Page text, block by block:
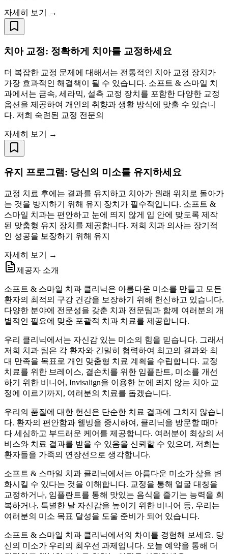
자세히 보기 →
치아 교정: 정확하게 치아를 교정하세요
더 복잡한 교정 문제에 대해서는 전통적인 치아 교정 장치가
가장 효과적인 해결책이 될 수 있습니다. 소프트 & 스마일 치
과에서는 금속, 세라믹, 설측 교정 장치를 포함한 다양한 교정
옵션을 제공하여 개인의 취향과 생활 방식에 맞출 수 있습니
다. 저희 숙련된 교정 전문의
자세히 보기 →
유지 프로그램: 당신의 미소를 유지하세요
교정 치료 후에는 결과를 유지하고 치아가 원래 위치로 돌아가
는 것을 방지하기 위해 유지 장치가 필수적입니다. 소프트 &
스마일 치과는 편안하고 눈에 띄지 않게 입 안에 맞도록 제작
된 맞춤형 유지 장치를 제공합니다. 저희 치과 의사는 장기적
인 성공을 보장하기 위해 유지
자세히 보기 →
제공자 소개
소프트 & 스마일 치과 클리닉은 아름다운 미소를 만들고 모든
환자의 최적의 구강 건강을 보장하기 위해 헌신하고 있습니다.
다양한 분야에 전문성을 갖춘 치과 전문팀과 함께 여러분의 개
별적인 필요에 맞춘 포괄적 치과 치료를 제공합니다.
우리 클리닉에서는 자신감 있는 미소의 힘을 믿습니다. 그래서
저희 치과 팀은 각 환자와 긴밀히 협력하여 최고의 결과와 최
대 만족을 목표로 개인 맞춤형 치료 계획을 수립합니다. 교정
치료를 위한 브레이스, 결손치를 위한 임플란트, 미소를 개선
하기 위한 비니어, Invisalign을 이용한 눈에 띄지 않는 치아 교
정에 이르기까지, 여러분의 치료를 돕겠습니다.
우리의 품질에 대한 헌신은 단순한 치료 결과에 그치지 않습니
다. 환자의 편안함과 웰빙을 중시하여, 클리닉을 방문할 때마
다 세심하고 부드러운 케어를 제공합니다. 여러분이 최상의 서
비스와 치료 결과를 받을 수 있음을 신뢰할 수 있으며, 저희는
환자들을 가족의 연장선으로 생각합니다.
소프트 & 스마일 치과 클리닉에서는 아름다운 미소가 삶을 변
화시킬 수 있다는 것을 이해합니다. 교정을 통해 얼굴 대칭을
교정하거나, 임플란트를 통해 맛있는 음식을 즐기는 능력을 회
복하거나, 특별한 날 자신감을 높이기 위한 비니어 등, 우리는
여러분의 미소 목표 달성을 도울 준비가 되어 있습니다.
소프트 & 스마일 치과 클리닉에서의 차이를 경험해 보세요. 당
신의 미소가 우리의 최우선 과제입니다. 오늘 예약을 통해 더